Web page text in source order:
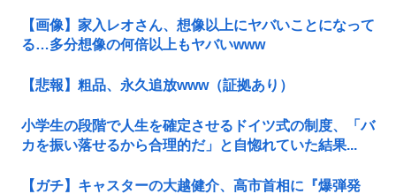
【画像】家入レオさん、想像以上にヤバいことになって
る…多分想像の何倍以上もヤバいwww
【悲報】粗品、永久追放www（証拠あり）
小学生の段階で人生を確定させるドイツ式の制度、「バ
カを振い落せるから合理的だ」と自惚れていた結果...
【ガチ】キャスターの大越健介、高市首相に『爆弾発